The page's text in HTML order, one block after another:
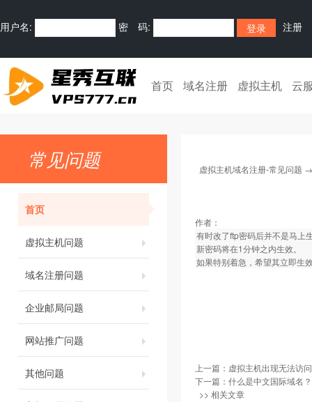
用户名: 密 码: 注册
首页 域名注册 虚拟主机 云
常见问题
首页
虚拟主机问题
域名注册问题
企业邮局问题
网站推广问题
其他问题
虚拟主机域名注册-常见问题
作者：
有时改了ftp密码后并不是马上
新密码将在1分钟之内生效。
如果特别着急，希望其立即生
上一篇： 虚拟主机出现无法访
下一篇： 什么是中文国际域名？
>> 相关文章